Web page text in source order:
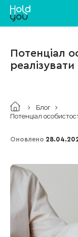
Потенціал
реалізувати
Блог
Потенціал
Оновлено